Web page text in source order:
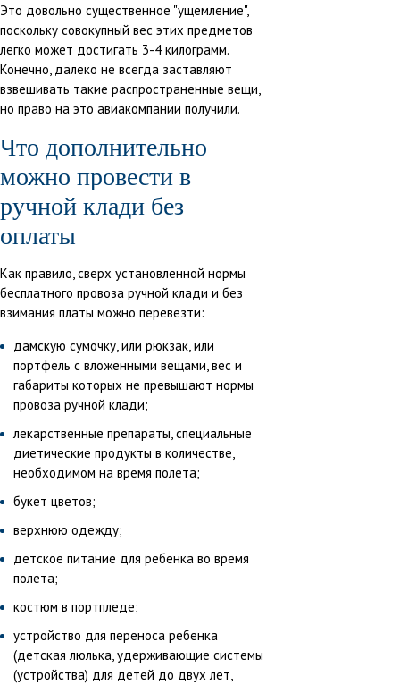
Это довольно существенное "ущемление",
поскольку совокупный вес этих предметов
легко может достигать 3-4 килограмм.
Конечно, далеко не всегда заставляют
взвешивать такие распространенные вещи,
но право на это авиакомпании получили.
Что дополнительно
можно провести в
ручной клади без
оплаты
Как правило, сверх установленной нормы
бесплатного провоза ручной клади и без
взимания платы можно перевезти:
дамскую сумочку, или рюкзак, или
портфель с вложенными вещами, вес и
габариты которых не превышают нормы
провоза ручной клади;
лекарственные препараты, специальные
диетические продукты в количестве,
необходимом на время полета;
букет цветов;
верхнюю одежду;
детское питание для ребенка во время
полета;
костюм в портпледе;
устройство для переноса ребенка
(детская люлька, удерживающие системы
(устройства) для детей до двух лет,